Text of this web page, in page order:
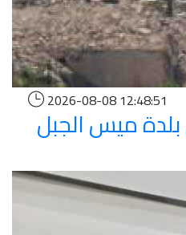
2026-08-08 12:48:51
بلدة ميس الجبل